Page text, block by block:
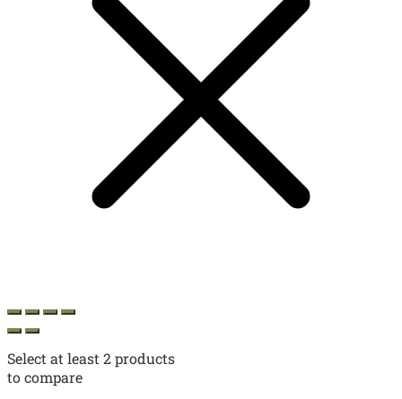
Select at least 2 products
to compare